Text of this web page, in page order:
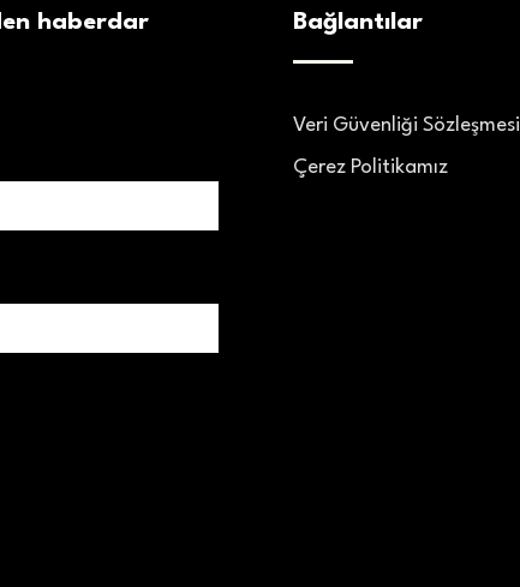
haberdar
Bağlantılar
Veri Güvenliği Sözleşmesi
Çerez Politikamız